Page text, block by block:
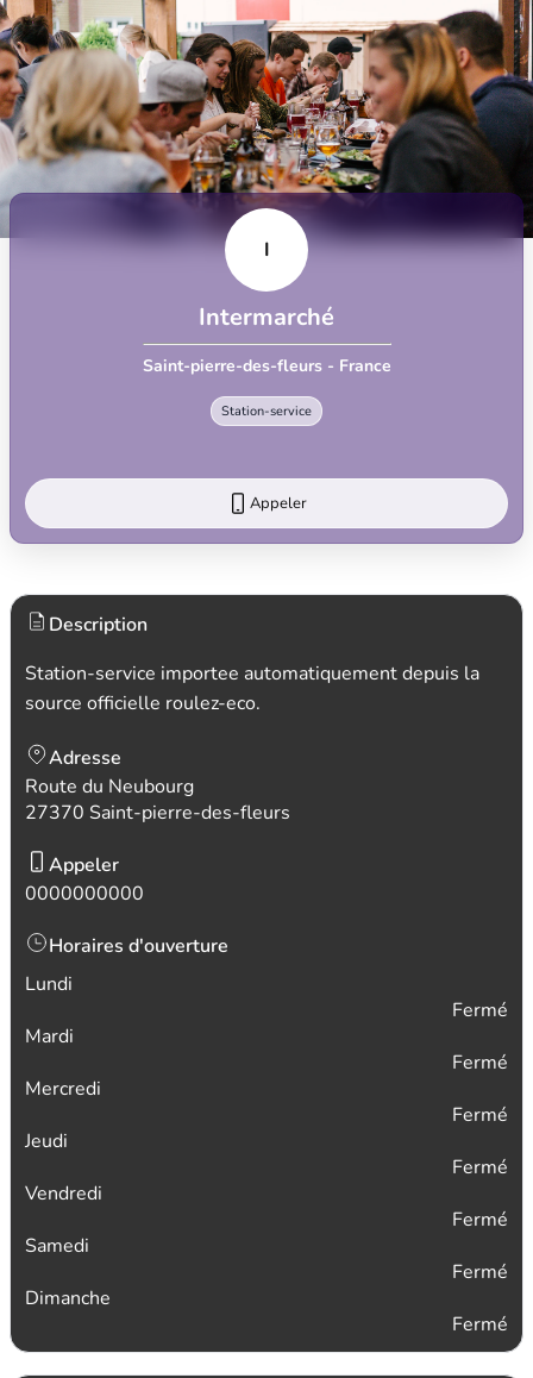
I
Intermarché
Saint-pierre-des-fleurs - France
Station-service
Appeler
Description
Station-service importee automatiquement depuis la
source officielle roulez-eco.
Adresse
Route du Neubourg
27370 Saint-pierre-des-fleurs
Appeler
0000000000
Horaires d'ouverture
Lundi
Fermé
Mardi
Fermé
Mercredi
Fermé
Jeudi
Fermé
Vendredi
Fermé
Samedi
Fermé
Dimanche
Fermé